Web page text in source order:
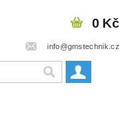
info@gmstechnik.cz
0 Kč